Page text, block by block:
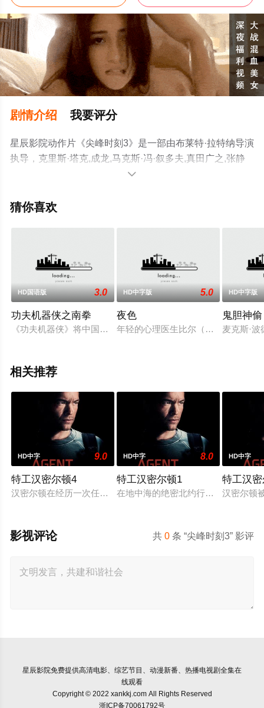
剧情介绍 我要评分
星辰影院动作片《尖峰时刻3》是一部由布莱特·拉特纳导演
执导，克里斯·塔克,成龙,马克斯·冯·叙多夫,真田广之,张静
初,伊万·阿达勒,工藤夕贵,马泰,罗曼·波兰斯基,诺米·勒努瓦
整版电影大全就上星辰电影院，更多相关信息可移步至豆

猜你喜欢
HD国语版 3.0
功夫机器侠之南拳
《功夫机器侠》将中国功夫和科幻机械完美结合，加上好莱坞
HD中字版 5.0
夜色
年轻的心理医生比尔（布鲁斯威利斯
HD中字版
鬼胆神偷
麦克斯·
相关推荐
HD中字 9.0
特工汉密尔顿4
汉密尔顿在经历一次任务的严重后果后，陷入了自我毁灭的状
HD中字 8.0
特工汉密尔顿1
在地中海的绝密北约行动中，瑞典攻
HD中字
特工汉
汉密尔顿
共0 条 “尖峰时刻3” 影评
影视评论
星辰影院免费提供高清电影、综艺节目、动漫新番、热播电视剧全集在
线观看
Copyright © 2022 xankkj.com All Rights Reserved
浙ICP备70061792号